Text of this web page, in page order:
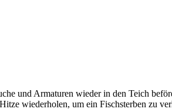
und Armaturen wieder in den Teich
wiederholen, um ein Fischsterben zu